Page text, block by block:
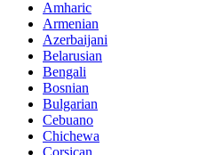
Amharic
Armenian
Azerbaijani
Belarusian
Bengali
Bosnian
Bulgarian
Cebuano
Chichewa